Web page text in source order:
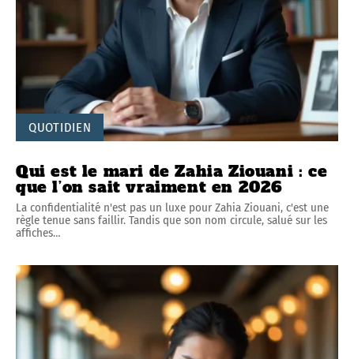
QUOTIDIEN
Qui est le mari de Zahia Ziouani : ce
que l’on sait vraiment en 2026
La confidentialité n'est pas un luxe pour Zahia Ziouani, c'est une
règle tenue sans faillir. Tandis que son nom circule, salué sur les
affiches…